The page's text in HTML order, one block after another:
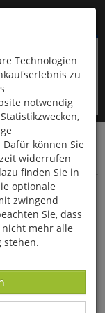
Technologien
zu
notwendig
können Sie
widerrufen
finden Sie in
optionale
zwingend
Sie, dass
mehr alle
stehen.